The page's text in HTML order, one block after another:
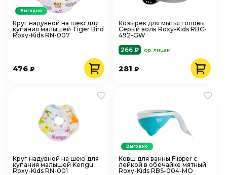
Круг надувной на шею для
купания малышей Tiger Bird
Roxy-Kids RN-007
476 ₽
Выгодно
Козырек для мытья головы
Серый волк Roxy-Kids RBC-
492-GW
266 ₽
юр. лицам
281₽
Круг надувной на шею для
купания малышей Kengu
Roxy-Kids RN-001
Ковш для ванны Flipper с
лейкой в обечайке мятный
Roxy-Kids RBS-004-MO
Выгодно